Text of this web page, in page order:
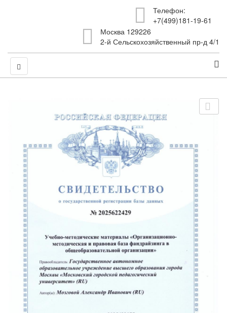
Телефон:
+7(499)181-19-61
Москва 129226
2-й Сельскохозяйственный пр-д 4/1